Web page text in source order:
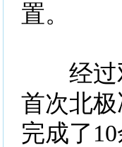
置。
经过双
首次北
完成了10